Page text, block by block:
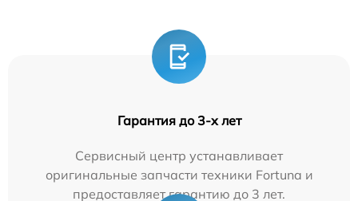
Гарантия до 3-х лет
Сервисный центр устанавливает
оригинальные запчасти техники Fortuna и
предоставляет гарантию до 3 лет.